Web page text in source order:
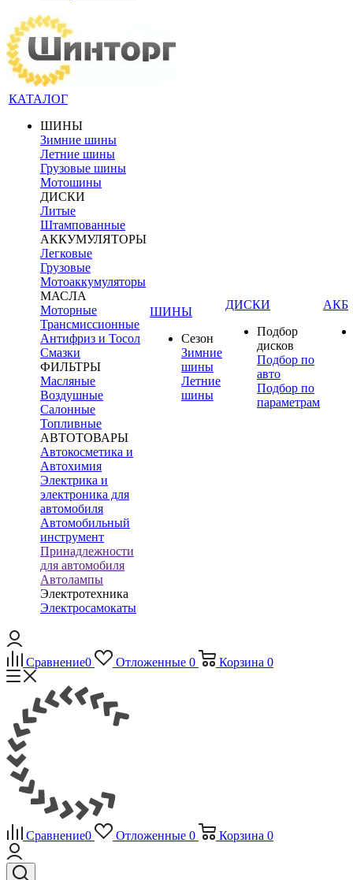
КАТАЛОГ
ШИНЫ
Зимние шины
Летние шины
Грузовые шины
Мотошины
ДИСКИ
Литые
Штампованные
АККУМУЛЯТОРЫ
Легковые
Грузовые
Мотоаккумуляторы
МАСЛА
Моторные
Трансмиссионные
Антифриз и Тосол
Смазки
ФИЛЬТРЫ
Масляные
Воздушные
Салонные
Топливные
АВТОТОВАРЫ
Автокосметика и
Автохимия
Электрика и
электроника для
автомобиля
Автомобильный
инструмент
Принадлежности
для автомобиля
Автолампы
Электротехника
Электросамокаты
ШИНЫ
Сезон
Зимние
шины
Летние
шины
ДИСКИ
Подбор
дисков
Подбор по
авто
Подбор по
параметрам
АКБ
Сравнение0 Отложенные 0 Корзина 0
Сравнение0 Отложенные 0 Корзина 0